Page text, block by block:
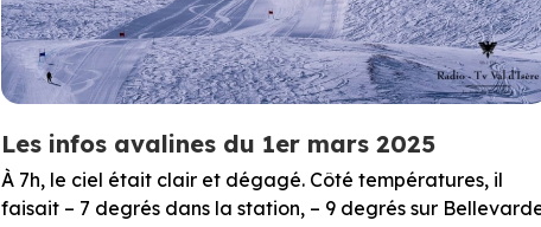
Les infos avalines du 1er mars 2025
À 7h, le ciel était clair et dégagé. Côté températures, il
faisait – 7 degrés dans la station, – 9 degrés sur